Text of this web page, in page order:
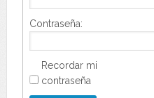
Contraseña:
Recordar mi
contraseña